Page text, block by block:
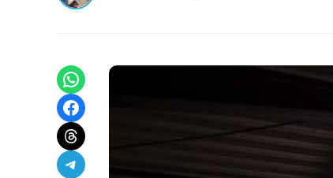
Share on WhatsApp
Share on Facebook
Share on Threads
Share on Telegram